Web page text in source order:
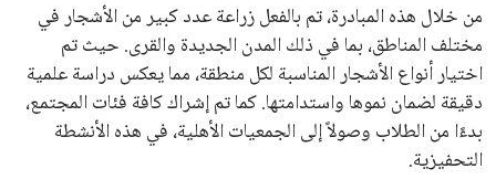
من خلال هذه المبادرة، تم بالفعل زراعة عدد كبير من الأشجار في
مختلف المناطق، بما في ذلك المدن الجديدة والقرى. حيث تم
اختيار أنواع الأشجار المناسبة لكل منطقة، مما يعكس دراسة علمية
دقيقة لضمان نموها واستدامتها. كما تم إشراك كافة فئات المجتمع،
بدءًا من الطلاب وصولاً إلى الجمعيات الأهلية، في هذه الأنشطة
التحفيزية.